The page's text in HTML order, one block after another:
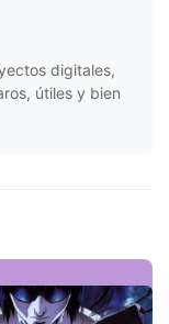
digitales,
útiles y bien